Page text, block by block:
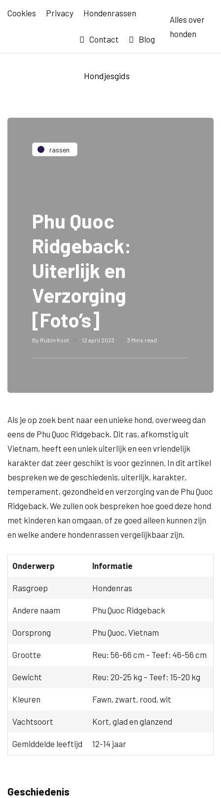
Cookies Privacy Hondenrassen
Blog
Contact
Alles over
honden
Hondjesgids
rassen
Phu Quoc
Ridgeback:
Uiterlijk en
Verzorging
[Foto’s]
By Rubin Koot 12 april 2023 3 Mins read
Als je op zoek bent naar een unieke hond, overweeg dan
eens de Phu Quoc Ridgeback. Dit ras, afkomstig uit
Vietnam, heeft een uniek uiterlijk en een vriendelijk
karakter dat zeer geschikt is voor gezinnen. In dit artikel
bespreken we de geschiedenis, uiterlijk, karakter,
temperament, gezondheid en verzorging van de Phu Quoc
Ridgeback. We zullen ook bespreken hoe goed deze hond
met kinderen kan omgaan, of ze goed alleen kunnen zijn
en welke andere hondenrassen vergelijkbaar zijn.
Onderwerp Informatie
Rasgroep Hondenras
Andere naam Phu Quoc Ridgeback
Oorsprong Phu Quoc, Vietnam
Grootte Reu: 56-66 cm – Teef: 46-56 cm
Gewicht Reu: 20-25 kg – Teef: 15-20 kg
Kleuren Fawn, zwart, rood, wit
Vachtsoort Kort, glad en glanzend
Gemiddelde leeftijd 12-14 jaar
Geschiedenis